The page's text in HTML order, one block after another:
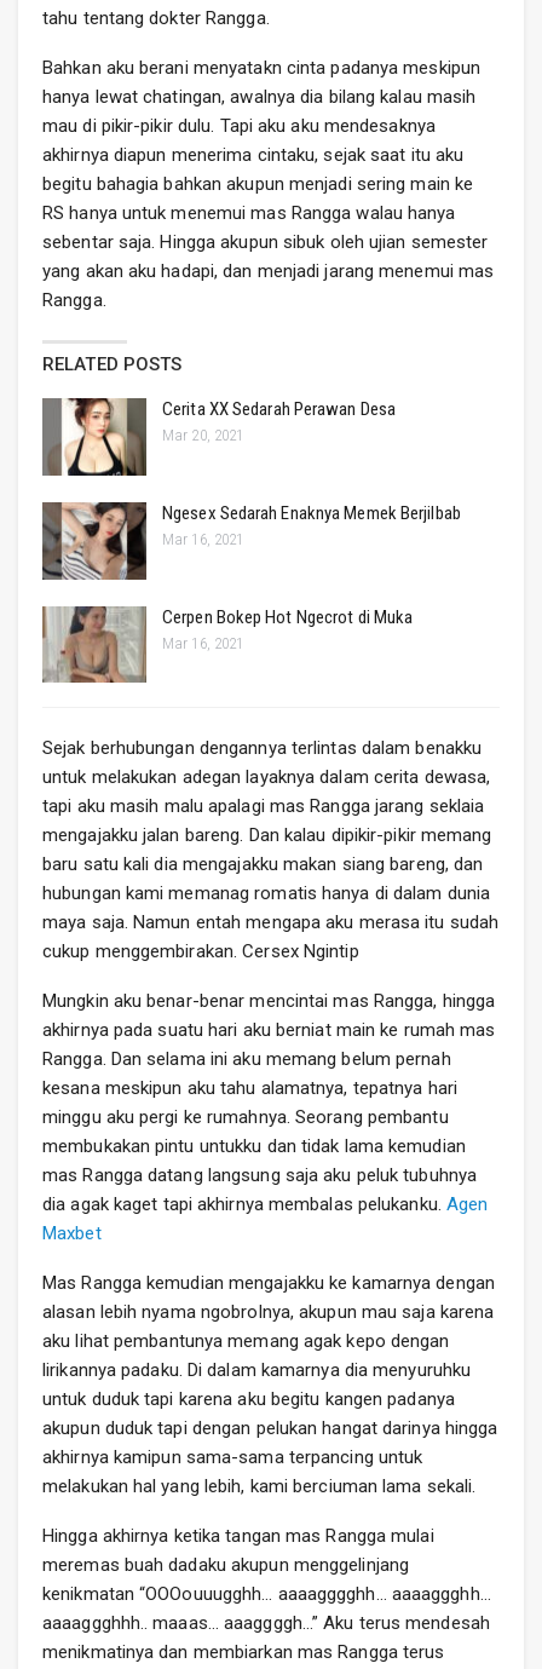
tahu tentang dokter Rangga.
Bahkan aku berani menyatakn cinta padanya meskipun
hanya lewat chatingan, awalnya dia bilang kalau masih
mau di pikir-pikir dulu. Tapi aku aku mendesaknya
akhirnya diapun menerima cintaku, sejak saat itu aku
begitu bahagia bahkan akupun menjadi sering main ke
RS hanya untuk menemui mas Rangga walau hanya
sebentar saja. Hingga akupun sibuk oleh ujian semester
yang akan aku hadapi, dan menjadi jarang menemui mas
Rangga.
RELATED POSTS
Cerita XX Sedarah Perawan Desa
Mar 20, 2021
Ngesex Sedarah Enaknya Memek Berjilbab
Mar 16, 2021
Cerpen Bokep Hot Ngecrot di Muka
Mar 16, 2021
Sejak berhubungan dengannya terlintas dalam benakku
untuk melakukan adegan layaknya dalam cerita dewasa,
tapi aku masih malu apalagi mas Rangga jarang seklaia
mengajakku jalan bareng. Dan kalau dipikir-pikir memang
baru satu kali dia mengajakku makan siang bareng, dan
hubungan kami memanag romatis hanya di dalam dunia
maya saja. Namun entah mengapa aku merasa itu sudah
cukup menggembirakan. Cersex Ngintip
Mungkin aku benar-benar mencintai mas Rangga, hingga
akhirnya pada suatu hari aku berniat main ke rumah mas
Rangga. Dan selama ini aku memang belum pernah
kesana meskipun aku tahu alamatnya, tepatnya hari
minggu aku pergi ke rumahnya. Seorang pembantu
membukakan pintu untukku dan tidak lama kemudian
mas Rangga datang langsung saja aku peluk tubuhnya
dia agak kaget tapi akhirnya membalas pelukanku. Agen
Maxbet
Mas Rangga kemudian mengajakku ke kamarnya dengan
alasan lebih nyama ngobrolnya, akupun mau saja karena
aku lihat pembantunya memang agak kepo dengan
lirikannya padaku. Di dalam kamarnya dia menyuruhku
untuk duduk tapi karena aku begitu kangen padanya
akupun duduk tapi dengan pelukan hangat darinya hingga
akhirnya kamipun sama-sama terpancing untuk
melakukan hal yang lebih, kami berciuman lama sekali.
Hingga akhirnya ketika tangan mas Rangga mulai
meremas buah dadaku akupun menggelinjang
kenikmatan “OOOouuugghh… aaaagggghh… aaaaggghh…
aaaaggghhh.. maaas… aaaggggh…” Aku terus mendesah
menikmatinya dan membiarkan mas Rangga terus